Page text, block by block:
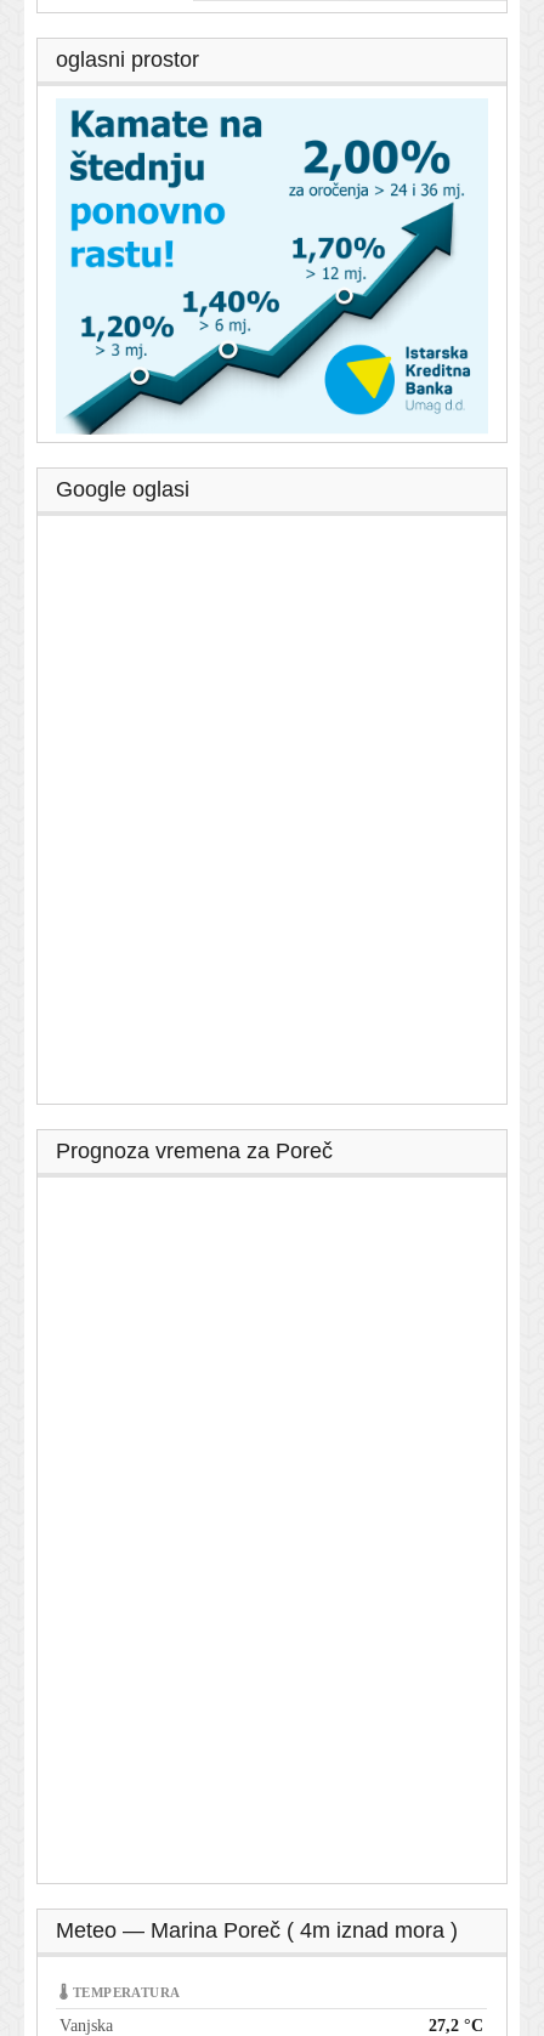
oglasni prostor
Google oglasi
Prognoza vremena za Poreč
Meteo — Marina Poreč ( 4m iznad mora )
🌡 TEMPERATURA
Vanjska 27,2 °C